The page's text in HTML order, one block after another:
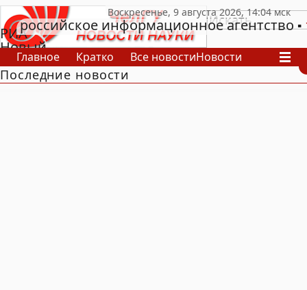
РИА
Новый
День
российское информационное агентство
Главное Кратко Все новостиНовости
В России
В мире
Последние новости